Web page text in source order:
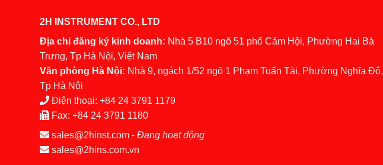
2H INSTRUMENT CO., LTD
Địa chỉ đăng ký kinh doanh: Nhà 5 B10 ngõ 51 phố Cảm Hội, Phường Hai Bà
Trưng, Tp Hà Nội, Việt Nam
Văn phòng Hà Nội: Nhà 9, ngách 1/52 ngõ 1 Phạm Tuấn Tài, Phường Nghĩa Đô,
Tp Hà Nội
Điện thoại: +84 24 3791 1179
Fax: +84 24 3791 1180
sales@2hinst.com - Đang hoạt động
sales@2hins.com.vn